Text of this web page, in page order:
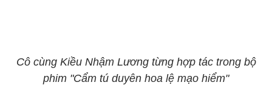
Cô cùng Kiều Nhậm Lương từng hợp tác trong bộ
phim "Cẩm tú duyên hoa lệ mạo hiểm"